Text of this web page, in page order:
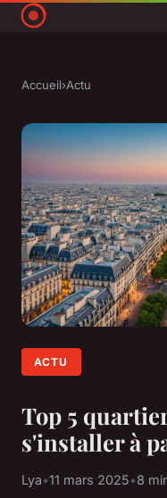
Accueil›Actu
ACTU
Top 5
s'installer à
Lya•11 mars 2025•8